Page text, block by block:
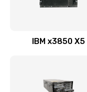
IBM x3850 X5